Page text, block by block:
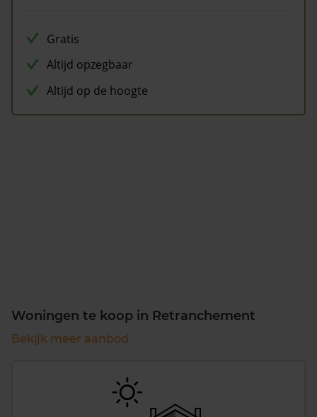
Gratis
Altijd opzegbaar
Altijd op de hoogte
Woningen te koop in Retranchement
Bekijk meer aanbod